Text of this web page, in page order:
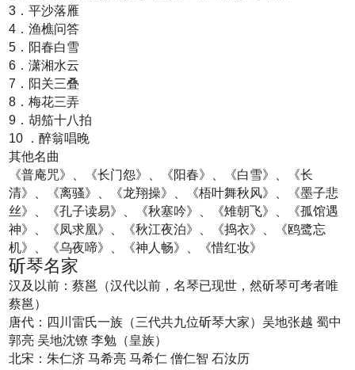
3．平沙落雁
4．渔樵问答
5．阳春白雪
6．潇湘水云
7．阳关三叠
8．梅花三弄
9．胡笳十八拍
10 ．醉翁唱晚
其他名曲
《普庵咒》、《长门怨》、《阳春》、《白雪》、《长
清》、《离骚》、《龙翔操》、《梧叶舞秋风》、《墨子悲
丝》、《孔子读易》、《秋塞吟》、《雉朝飞》、《孤馆遇
神》、《凤求凰》、《秋江夜泊》、《捣衣》、《鸥鹭忘
机》、《乌夜啼》、《神人畅》、《惜红妆》
斫琴名家
汉及以前：蔡邕（汉代以前，名琴已现世，然斫琴可考者唯
蔡邕）
唐代：四川雷氏一族（三代共九位斫琴大家）吴地张越 蜀中
郭亮 吴地沈镣 李勉（皇族）
北宋：朱仁济 马希亮 马希仁 僧仁智 石汝历